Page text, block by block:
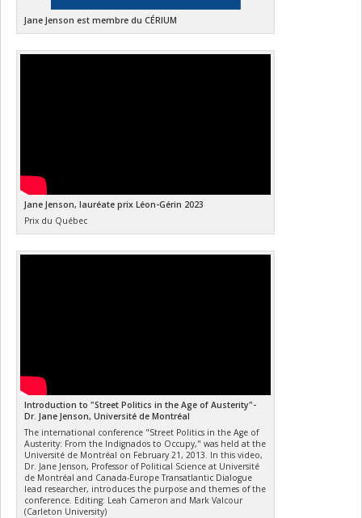
Jane Jenson est membre du CÉRIUM
Jane Jenson, lauréate prix Léon-Gérin 2023
Prix du Québec
Introduction to "Street Politics in the Age of Austerity"-
Dr. Jane Jenson, Université de Montréal
The international conference "Street Politics in the Age of
Austerity: From the Indignados to Occupy," was held at the
Université de Montréal on February 21, 2013. In this video,
Dr. Jane Jenson, Professor of Political Science at Université
de Montréal and Canada-Europe Transatlantic Dialogue
lead researcher, introduces the purpose and themes of the
conference. Editing: Leah Cameron and Mark Valcour
(Carleton University)